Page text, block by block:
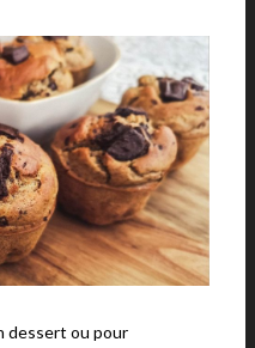
dessert ou pour